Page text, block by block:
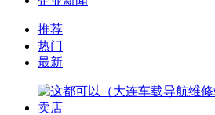
推荐
热门
最新